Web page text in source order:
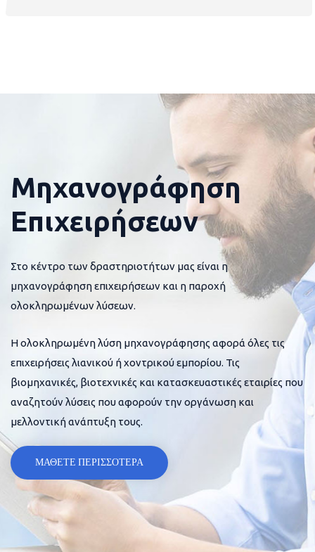
Μηχανογράφηση
Επιχειρήσεων
Στο κέντρο των δραστηριοτήτων μας είναι η
μηχανογράφηση επιχειρήσεων και η παροχή
ολοκληρωμένων λύσεων.
Η ολοκληρωμένη λύση μηχανογράφησης αφορά όλες τις
επιχειρήσεις λιανικού ή χοντρικού εμπορίου. Τις
βιομηχανικές, βιοτεχνικές και κατασκευαστικές εταιρίες που
αναζητούν λύσεις που αφορούν την οργάνωση και
μελλοντική ανάπτυξη τους.
ΜΑΘΕΤΕ ΠΕΡΙΣΣΟΤΕΡΑ